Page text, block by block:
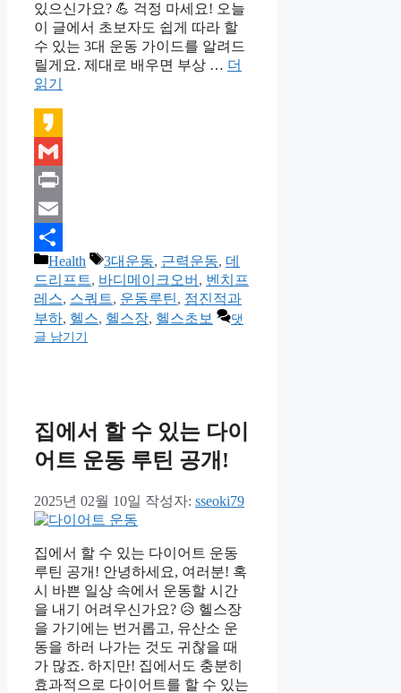
있으신가요? 💪 걱정 마세요! 오늘
이 글에서 초보자도 쉽게 따라 할
수 있는 3대 운동 가이드를 알려드
릴게요. 제대로 배우면 부상 … 더
읽기
Kakao
Gmail
Print
Email
Share
카
테
고
리
Health
태
그
3대운동, 근력운동, 데
드리프트, 바디메이크오버 , 벤치프
레스, 스쿼트, 운동루틴, 점진적과
부하, 헬스, 헬스장, 헬스초보
댓
글 남기기
집에서 할 수 있는 다이
어트 운동 루틴 공개!
2025년 02월 10일 작성자: sseoki79
집에서 할 수 있는 다이어트 운동
루틴 공개! 안녕하세요, 여러분! 혹
시 바쁜 일상 속에서 운동할 시간
을 내기 어려우신가요? 😥 헬스장
을 가기에는 번거롭고, 유산소 운
동을 하러 나가는 것도 귀찮을 때
가 많죠. 하지만! 집에서도 충분히
효과적으로 다이어트를 할 수 있는